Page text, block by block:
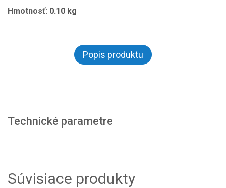
Hmotnosť: 0.10 kg
Popis produktu
Technické parametre
Súvisiace produkty